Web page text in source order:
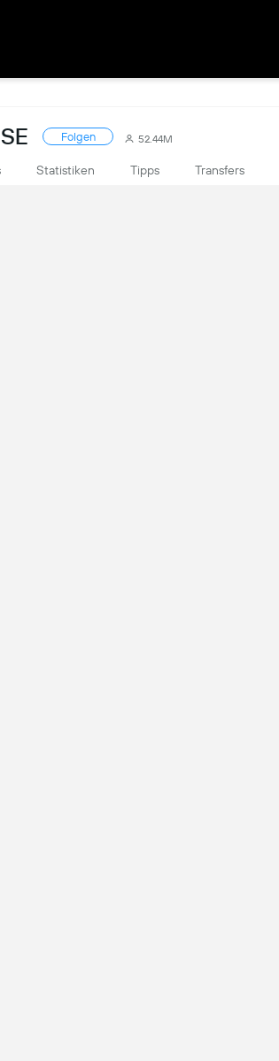
Folgen 52.44M
Statistiken Tipps Transfers